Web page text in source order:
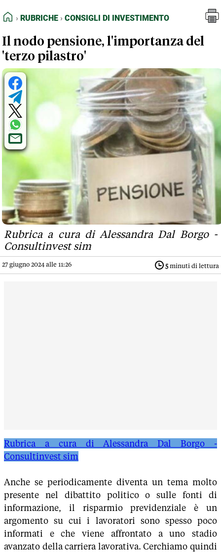
FEED RSS
NORMATIVE DEONTOLOGICHE
TERMINI e CONDIZIONI
Rubriche
Consigli di investimento
HOME
RUBRICHE CONSIGLI DI INVESTIMENTO
Il nodo pensione, l'importanza del
'terzo pilastro'
Rubrica a cura di Alessandra Dal Borgo -
Consultinvest sim
27 giugno 2024 alle 11:26 5 minuti di lettura
Rubrica a cura di Alessandra Dal Borgo -
Consultinvest sim
Anche se periodicamente diventa un tema molto
presente nel dibattito politico o sulle fonti di
informazione, il risparmio previdenziale è un
argomento su cui i lavoratori sono spesso poco
informati e che viene affrontato a uno stadio
avanzato della carriera lavorativa. Cerchiamo quindi